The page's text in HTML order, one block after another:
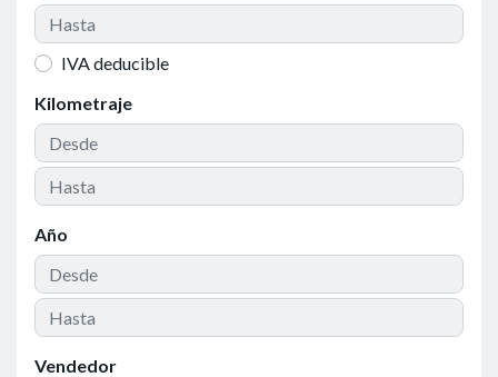
IVA deducible
Kilometraje
Año
Vendedor